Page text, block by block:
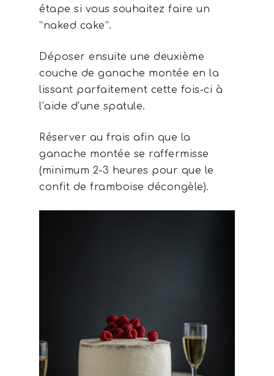
étape si vous souhaitez faire un
“naked cake”.
Déposer ensuite une deuxième
couche de ganache montée en la
lissant parfaitement cette fois-ci à
l’aide d’une spatule.
Réserver au frais afin que la
ganache montée se raffermisse
(minimum 2-3 heures pour que le
confit de framboise décongèle).